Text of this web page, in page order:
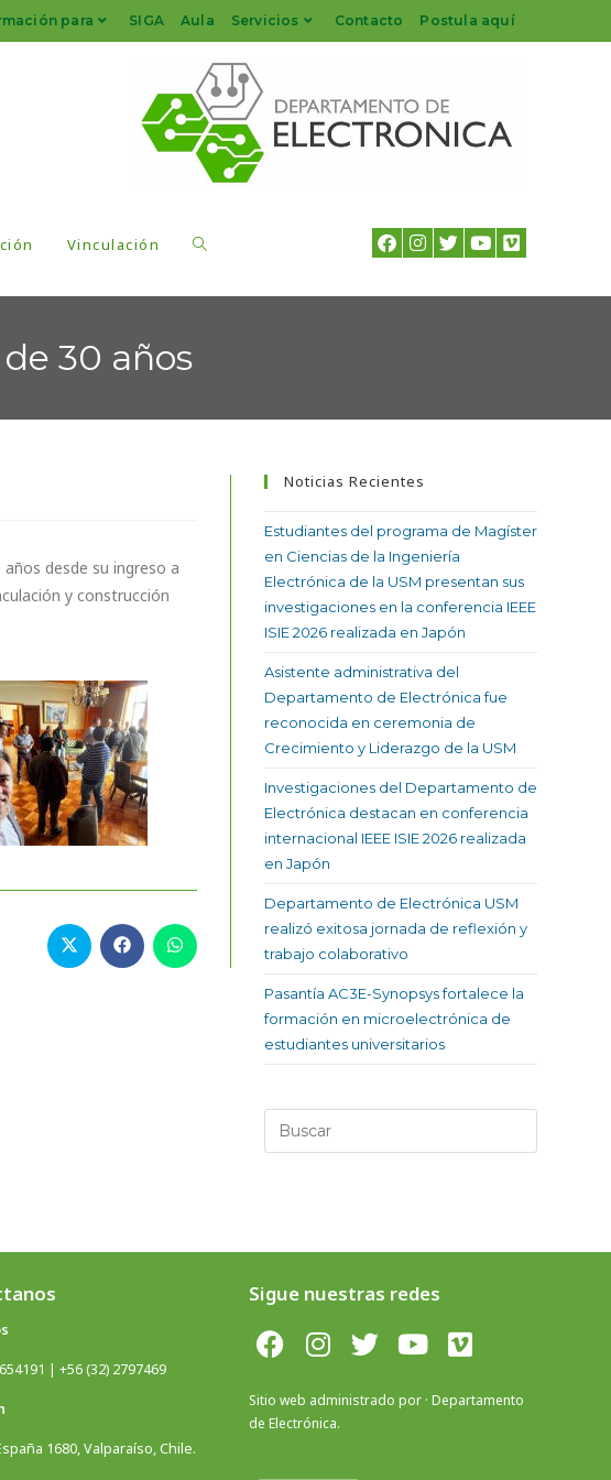
para SIGA Aula Servicios Contacto Postula aquí
Vinculación
30 años
desde su ingreso a
y construcción
Noticias Recientes
Estudiantes del programa de Magíster
en Ciencias de la Ingeniería
Electrónica de la USM presentan sus
investigaciones en la conferencia IEEE
ISIE 2026 realizada en Japón
Asistente administrativa del
Departamento de Electrónica fue
reconocida en ceremonia de
Crecimiento y Liderazgo de la USM
Investigaciones del Departamento de
Electrónica destacan en conferencia
internacional IEEE ISIE 2026 realizada
en Japón
Departamento de Electrónica USM
realizó exitosa jornada de reflexión y
trabajo colaborativo
Pasantía AC3E-Synopsys fortalece la
formación en microelectrónica de
estudiantes universitarios
| +56 (32) 2797469
1680, Valparaíso, Chile.
Sigue nuestras redes
Sitio web administrado por · Departamento
de Electrónica.